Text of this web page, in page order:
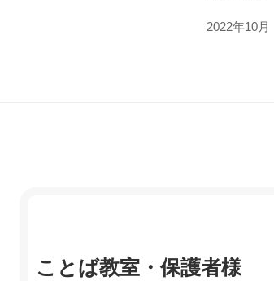
2022年10月
ことば教室・保護者様